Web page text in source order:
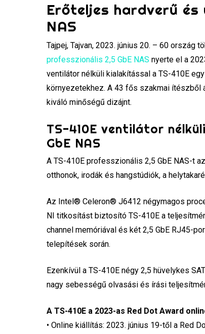
Erőteljes hardverű
NAS
Tajpej, Tajvan, 2023. június 20. – 60 ország
professzionális 2,5 GbE NAS nyerte el a
ventilátor nélküli kialakítással a TS-410E
környezetekhez. A 43 fős szakmai ítészből
kiváló minőségű dizájnt.
TS-410E ventilátor
GbE NAS
A TS-410E professzionális 2,5 GbE NAS-t
otthonok, irodák és hangstúdiók, a
Az Intel® Celeron® J6412 négymagos
NI titkosítást biztosító TS-410E a
channel memóriával és két 2,5 GbE RJ45-
telepítések során.
Ezenkívül a TS-410E négy 2,5 hüvelykes
nagy sebességű olvasási és írási
A TS-410E a 2023-as Red Dot Award
• Online kiállítás: 2023. június 19-től a Red